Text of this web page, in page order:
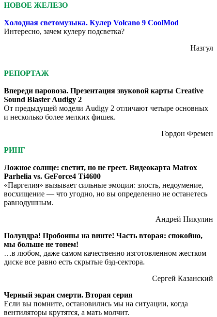
НОВОЕ ЖЕЛЕЗО
Холодная светомузыка. Кулер Volcano 9 CoolMod
Интересно, зачем кулеру подсветка?
Назгул
РЕПОРТАЖ
Впереди паровоза. Презентация звуковой карты Creative
Sound Blaster Audigy 2
От предыдущей модели Audigy 2 отличают четыре основных
и несколько более мелких фишек.
Гордон Фремен
РИНГ
Ложное солнце: светит, но не греет. Видеокарта Matrox
Parhelia vs. GeForce4 Ti4600
«Паргелия» вызывает сильные эмоции: злость, недоумение,
восхищение — что угодно, но вы определенно не останетесь
равнодушным.
Андрей Никулин
Полундра! Пробоины на винте! Часть вторая: спокойно,
мы больше не тонем!
…в любом, даже самом качественно изготовленном жестком
диске все равно есть скрытые бэд-сектора.
Сергей Казанский
Черный экран смерти. Вторая серия
Если вы помните, остановились мы на ситуации, когда
вентиляторы крутятся, а мать молчит.